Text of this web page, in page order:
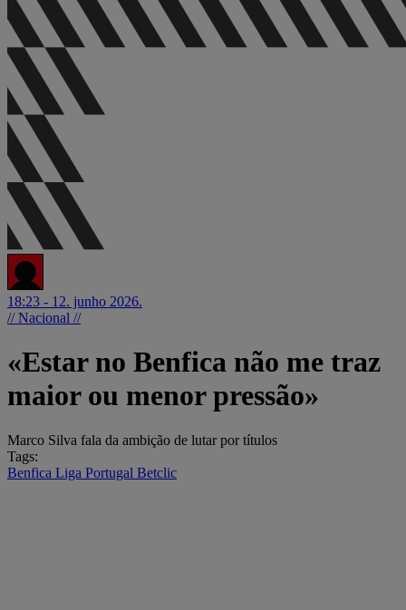
18:23 - 12. junho 2026.
// Nacional //
«Estar no Benfica não me traz
maior ou menor pressão»
Marco Silva fala da ambição de lutar por títulos
Tags:
Benfica Liga Portugal Betclic